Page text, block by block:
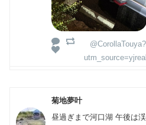
@CorollaTouya?
菊地夢叶
昼過ぎまで河口湖 午後は